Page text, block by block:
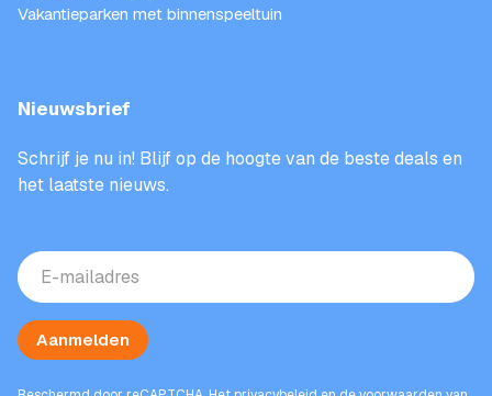
Vakantieparken met binnenspeeltuin
Nieuwsbrief
Schrijf je nu in! Blijf op de hoogte van de beste deals en
het laatste nieuws.
E-
mailadres
Aanmelden